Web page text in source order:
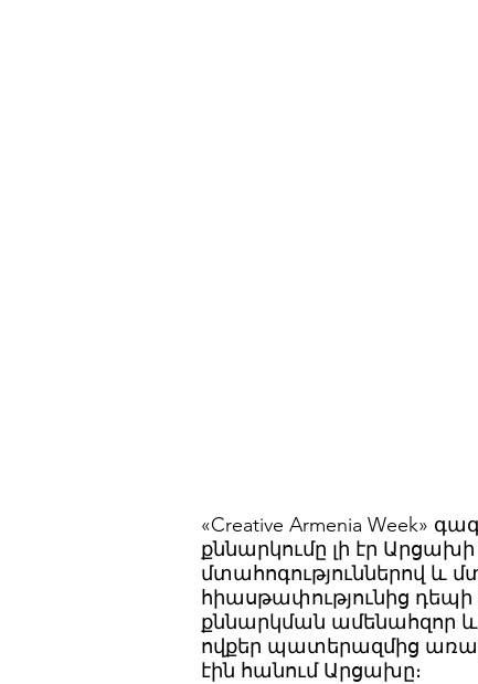
«Creative Armenia Week»
քննարկումը լի էր
մտահոգություններով և
հիասթափությունից դեպի
քննարկման ամենահզոր
ովքեր պատերազմից
էին հանում Արցախը։